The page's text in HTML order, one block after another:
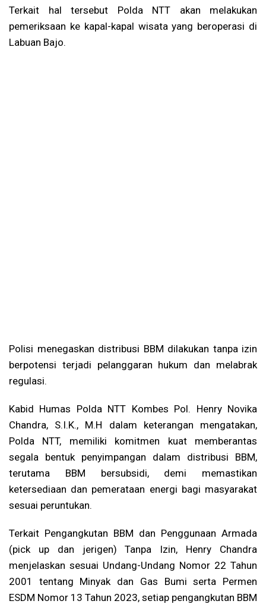
Terkait hal tersebut Polda NTT akan melakukan
pemeriksaan ke kapal-kapal wisata yang beroperasi di
Labuan Bajo.
Polisi menegaskan distribusi BBM dilakukan tanpa izin
berpotensi terjadi pelanggaran hukum dan melabrak
regulasi.
Kabid Humas Polda NTT Kombes Pol. Henry Novika
Chandra, S.I.K., M.H dalam keterangan mengatakan,
Polda NTT, memiliki komitmen kuat memberantas
segala bentuk penyimpangan dalam distribusi BBM,
terutama BBM bersubsidi, demi memastikan
ketersediaan dan pemerataan energi bagi masyarakat
sesuai peruntukan.
Terkait Pengangkutan BBM dan Penggunaan Armada
(pick up dan jerigen) Tanpa Izin, Henry Chandra
menjelaskan sesuai Undang-Undang Nomor 22 Tahun
2001 tentang Minyak dan Gas Bumi serta Permen
ESDM Nomor 13 Tahun 2023, setiap pengangkutan BBM